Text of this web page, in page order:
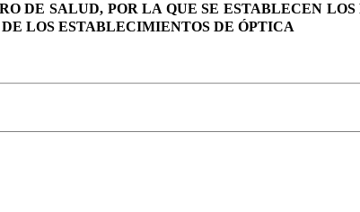
DE SALUD, POR LA QUE SE ESTABLECEN
LOS ESTABLECIMIENTOS DE ÓPTICA